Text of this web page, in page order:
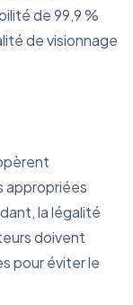
de 99,9 %
de visionnage
appropriées
la légalité
doivent
pour éviter le